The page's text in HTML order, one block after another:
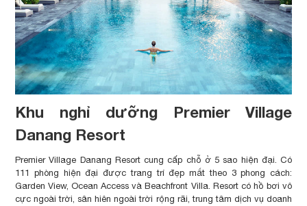
Khu nghỉ dưỡng Premier Village
Danang Resort
Premier Village Danang Resort cung cấp chỗ ở 5 sao hiện đại. Có
111 phòng hiện đại được trang trí đẹp mắt theo 3 phong cách:
Garden View, Ocean Access và Beachfront Villa. Resort có hồ bơi vô
cực ngoài trời, sân hiên ngoài trời rộng rãi, trung tâm dịch vụ doanh